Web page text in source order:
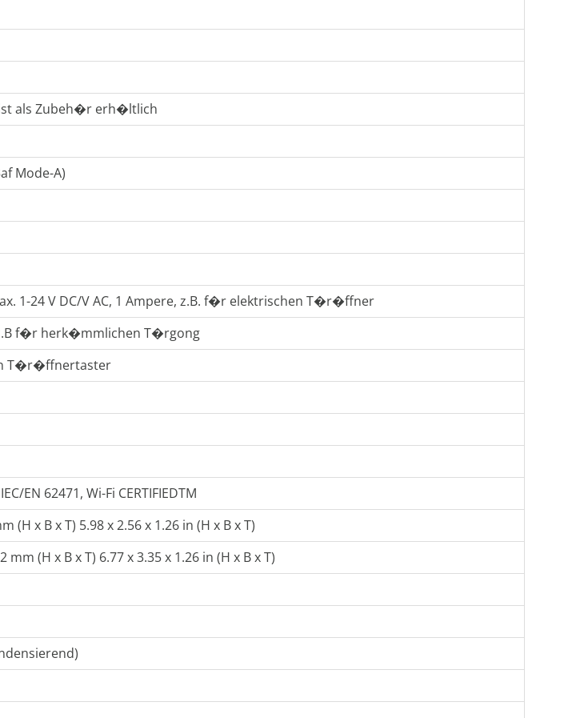
als Zubeh�r erh�ltlich
Mode-A)
1-24 V DC/V AC, 1 Ampere, z.B. f�r elektrischen T�r�ffner
z.B f�r herk�mmlichen T�rgong
T�r�ffnertaster
EN 62471, Wi-Fi CERTIFIEDTM
(H x B x T) 5.98 x 2.56 x 1.26 in (H x B x T)
(H x B x T) 6.77 x 3.35 x 1.26 in (H x B x T)